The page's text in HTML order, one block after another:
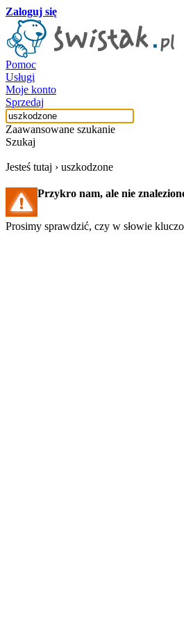
Zaloguj się
Pomoc
Usługi
Moje konto
Sprzedaj
Zaawansowane szukanie
Szukaj
Jesteś tutaj › uszkodzone
Przykro nam, ale nie
Prosimy sprawdzić, czy w słowie